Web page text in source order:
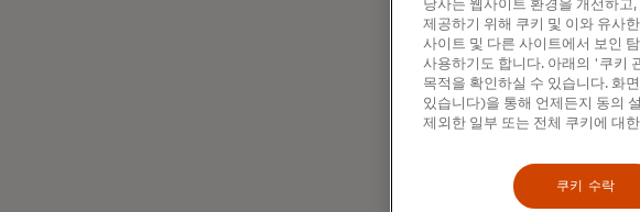
가속화하는 data.org를 지
포용적 성장 센터의 설립
가진 자와 가지지 못한 자
가지고 있습니다."라고 말
데이터 과학이 포용적 성장
마스터카드 뉴스룸은 싱과
미하일로프(Danil
당사는 웹사이트 환경을 개선하고
제공하기 위해 쿠키 및 이와 유사
사이트 및 다른 사이트에서 보인
사용하기도 합니다. 아래의 '쿠키
목적을 확인하실 수 있습니다. 화
있습니다)을 통해 언제든지 동의
제외한 일부 또는 전체 쿠키에 대
쿠키 수락